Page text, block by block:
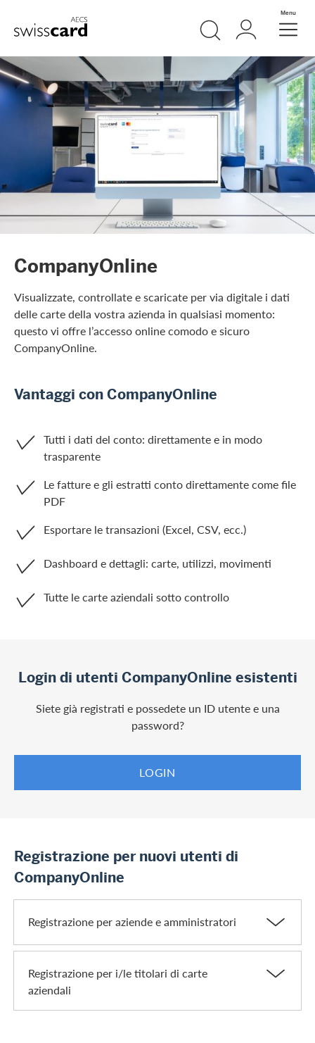
Header
Logo Meta Navigation
RicercaLogin Menu
CompanyOnline
Visualizzate, controllate e scaricate per via digitale i dati
delle carte della vostra azienda in qualsiasi momento:
questo vi offre l’accesso online comodo e sicuro
CompanyOnline.
Vantaggi con CompanyOnline
Tutti i dati del conto: direttamente e in modo
trasparente
Le fatture e gli estratti conto direttamente come file
PDF
Esportare le transazioni (Excel, CSV, ecc.)
Dashboard e dettagli: carte, utilizzi, movimenti
Tutte le carte aziendali sotto controllo
Login di utenti CompanyOnline esistenti
Siete già registrati e possedete un ID utente e una
password?
LOGIN
Registrazione per nuovi utenti di
CompanyOnline
Registrazione per aziende e amministratori
Registrazione per i/le titolari di carte
aziendali